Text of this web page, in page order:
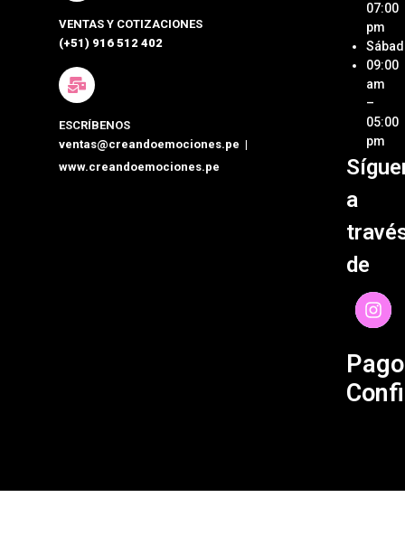
VENTAS Y COTIZACIONES
(+51) 916 512 402
ESCRÍBENOS
ventas@creandoemociones.pe |
www.creandoemociones.pe
Box
Lunch
de
de
07:00
pm
09:00
am
–
05:00
pm
a
de